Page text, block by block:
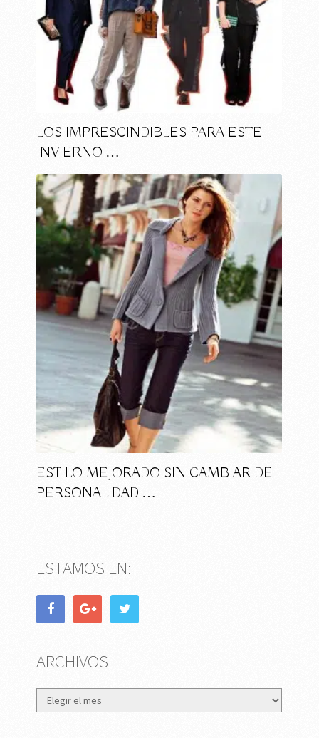
LOS IMPRESCINDIBLES PARA ESTE
INVIERNO …
ESTILO MEJORADO SIN CAMBIAR DE
PERSONALIDAD …
ESTAMOS EN:
ARCHIVOS
Archivos